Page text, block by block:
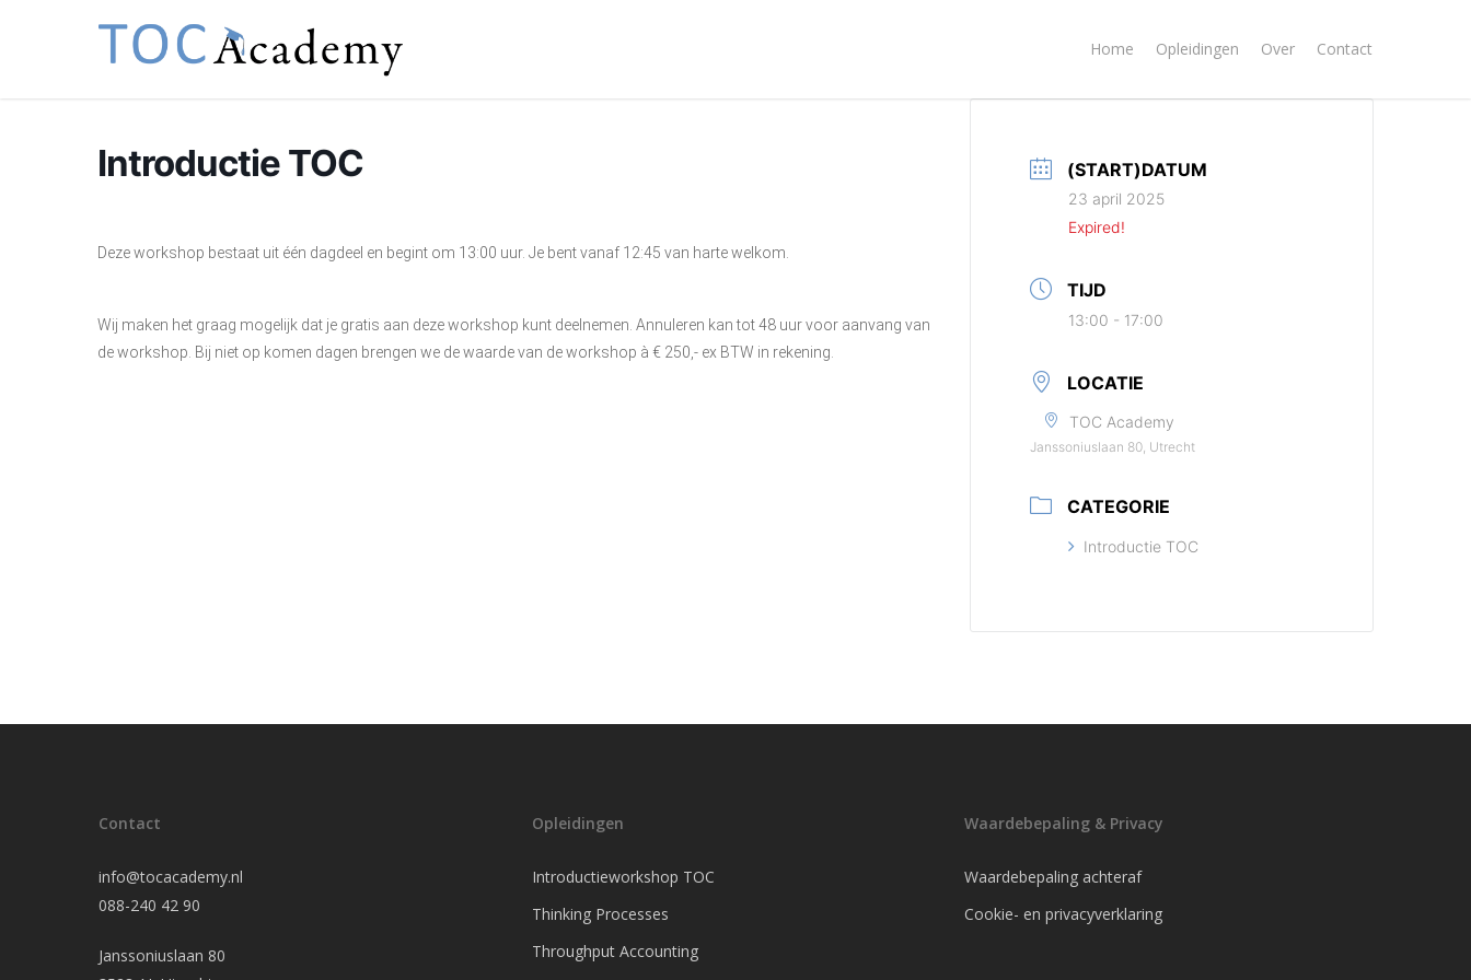
Home Opleidingen Over Contact
Introductie TOC
Deze workshop bestaat uit één dagdeel en begint om 13:00 uur. Je bent vanaf 12:45 van harte welkom.
Wij maken het graag mogelijk dat je gratis aan deze workshop kunt deelnemen. Annuleren kan tot 48 uur voor aanvang van
de workshop. Bij niet op komen dagen brengen we de waarde van de workshop à € 250,- ex BTW in rekening.
(START)DATUM
23 april 2025
Expired!
TIJD
13:00 - 17:00
LOCATIE
TOC Academy
Janssoniuslaan 80, Utrecht
CATEGORIE
Introductie TOC
Contact
info@tocacademy.nl
088-240 42 90
Janssoniuslaan 80
Opleidingen
Introductieworkshop TOC
Thinking Processes
Throughput Accounting
Waardebepaling & Privacy
Waardebepaling achteraf
Cookie- en privacyverklaring